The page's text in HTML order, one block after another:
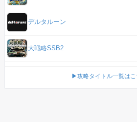
デルタルーン
大戦略SSB2
▶攻略タイトル一覧はこ